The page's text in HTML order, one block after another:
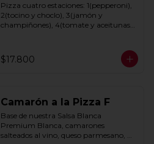
Pizza cuatro estaciones: 1(pepperoni),
2(tocino y choclo), 3(jamón y
champiñones), 4(tomate y aceitunas
oregano y especias.
$17.800
Camarón a la Pizza F
Base de nuestra Salsa Blanca
Premium Blanca, camarones
salteados al vino, queso parmesano,